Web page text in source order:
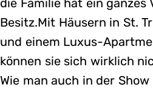
Besitz.Mit Häusern in St.
und einem Luxus-
können sie sich wirklich
Wie man auch in der